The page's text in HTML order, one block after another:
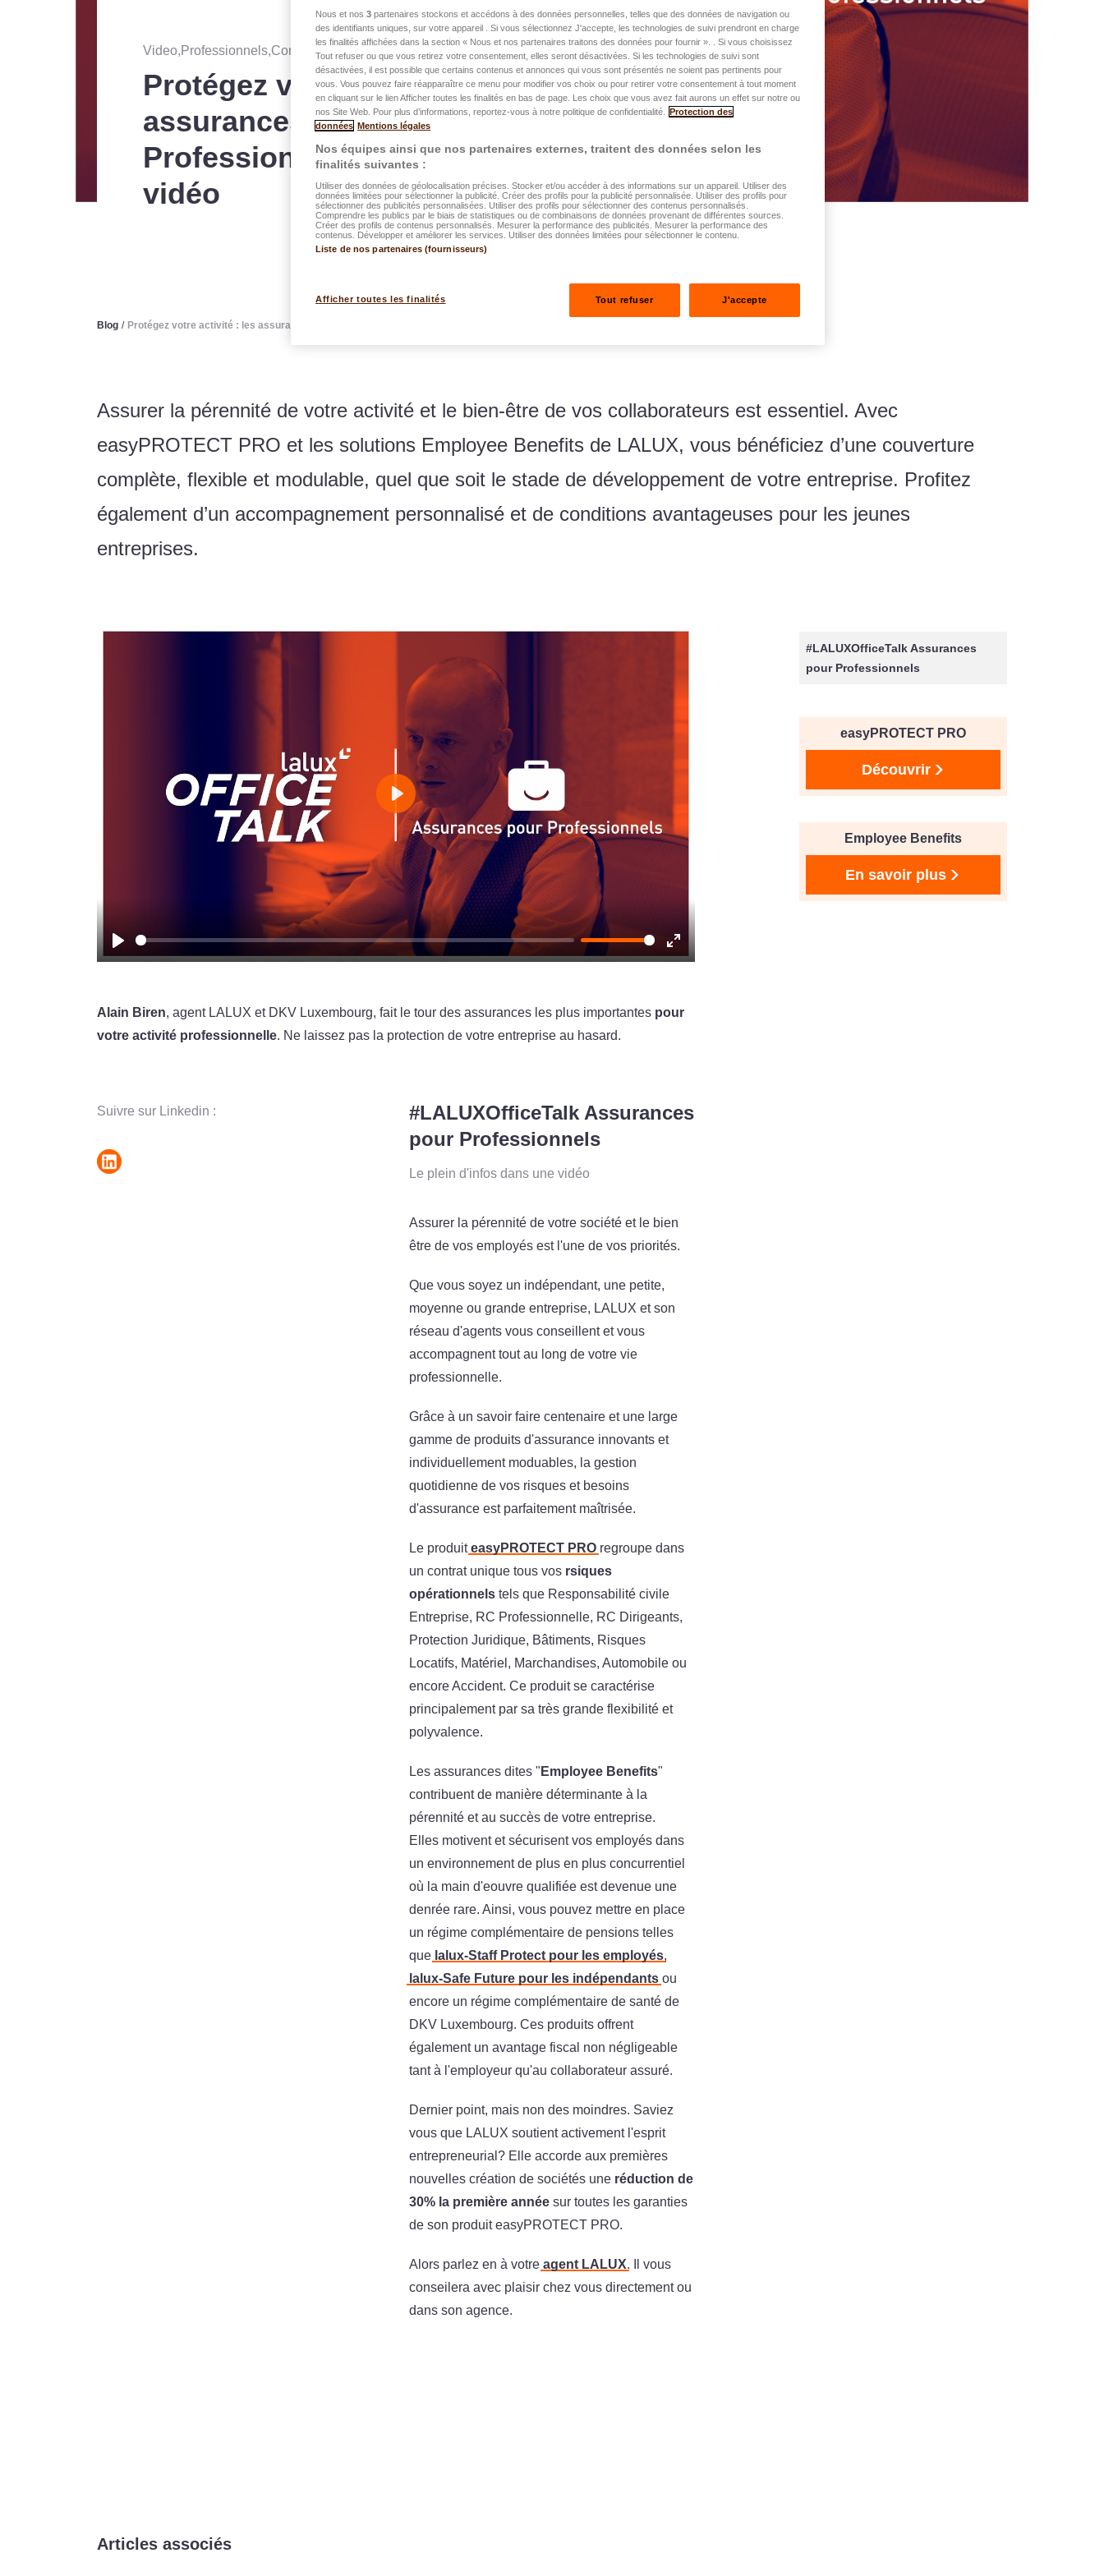
Video,Professionnels,Conseils ・ publié le 15.06.2023
Protégez votre activité : les
assurances pour
Professionnels expliquées en
vidéo
Blog / Protégez votre activité : les assurances pour Professionnels expliquées en vidéo
Assurer la pérennité de votre activité et le bien-être de vos collaborateurs est essentiel. Avec
easyPROTECT PRO et les solutions Employee Benefits de LALUX, vous bénéficiez d’une couverture
complète, flexible et modulable, quel que soit le stade de développement de votre entreprise. Profitez
également d’un accompagnement personnalisé et de conditions avantageuses pour les jeunes
entreprises.
#LALUXOfficeTalk Assurances
pour Professionnels
easyPROTECT PRO
Découvrir
Employee Benefits
En savoir plus
Play
Enter
Play
Alain Biren, agent LALUX et DKV Luxembourg, fait le tour des assurances les plus importantes pour
votre activité professionnelle. Ne laissez pas la protection de votre entreprise au hasard.
Suivre sur Linkedin :
#LALUXOfficeTalk Assurances
pour Professionnels
Le plein d'infos dans une vidéo
Assurer la pérennité de votre société et le bien
être de vos employés est l'une de vos priorités.
Que vous soyez un indépendant, une petite,
moyenne ou grande entreprise, LALUX et son
réseau d'agents vous conseillent et vous
accompagnent tout au long de votre vie
professionnelle.
Grâce à un savoir faire centenaire et une large
gamme de produits d'assurance innovants et
individuellement moduables, la gestion
quotidienne de vos risques et besoins
d'assurance est parfaitement maîtrisée.
Le produiteasyPROTECT PRO regroupe dans
un contrat unique tous vos rsiques
opérationnels tels que Responsabilité civile
Entreprise, RC Professionnelle, RC Dirigeants,
Protection Juridique, Bâtiments, Risques
Locatifs, Matériel, Marchandises, Automobile ou
encore Accident. Ce produit se caractérise
principalement par sa très grande flexibilité et
polyvalence.
Les assurances dites " Employee Benefits"
contribuent de manière déterminante à la
pérennité et au succès de votre entreprise.
Elles motivent et sécurisent vos employés dans
un environnement de plus en plus concurrentiel
où la main d'eouvre qualifiée est devenue une
denrée rare. Ainsi, vous pouvez mettre en place
un régime complémentaire de pensions telles
que lalux-Staff Protect pour les employés,
lalux-Safe Future pour les indépendants ou
encore un régime complémentaire de santé de
DKV Luxembourg. Ces produits offrent
également un avantage fiscal non négligeable
tant à l'employeur qu'au collaborateur assuré.
Dernier point, mais non des moindres. Saviez
vous que LALUX soutient activement l'esprit
entrepreneurial? Elle accorde aux premières
nouvelles création de sociétés une réduction de
30% la première année sur toutes les garanties
de son produit easyPROTECT PRO.
Alors parlez en à votre agent LALUX. Il vous
conseilera avec plaisir chez vous directement ou
dans son agence.
Articles associés
Nous et nos 3 partenaires stockons et accédons à des données personnelles, telles que des données de navigation ou
des identifiants uniques, sur votre appareil . Si vous sélectionnez J'accepte, les technologies de suivi prendront en charge
les finalités affichées dans la section « Nous et nos partenaires traitons des données pour fournir ». . Si vous choisissez
Tout refuser ou que vous retirez votre consentement, elles seront désactivées. Si les technologies de suivi sont
désactivées, il est possible que certains contenus et annonces qui vous sont présentés ne soient pas pertinents pour
vous. Vous pouvez faire réapparaître ce menu pour modifier vos choix ou pour retirer votre consentement à tout moment
en cliquant sur le lien Afficher toutes les finalités en bas de page. Les choix que vous avez fait aurons un effet sur notre ou
nos Site Web. Pour plus d’informations, reportez-vous à notre politique de confidentialité.
Protection des
données Mentions légales
Nos équipes ainsi que nos partenaires externes, traitent des données selon les
finalités suivantes :
Utiliser des données de géolocalisation précises. Stocker et/ou accéder à des informations sur un appareil. Utiliser des
données limitées pour sélectionner la publicité. Créer des profils pour la publicité personnalisée. Utiliser des profils pour
sélectionner des publicités personnalisées. Utiliser des profils pour sélectionner des contenus personnalisés.
Comprendre les publics par le biais de statistiques ou de combinaisons de données provenant de différentes sources.
Créer des profils de contenus personnalisés. Mesurer la performance des publicités. Mesurer la performance des
contenus. Développer et améliorer les services. Utiliser des données limitées pour sélectionner le contenu.
Liste de nos partenaires (fournisseurs)
Afficher toutes les finalités Tout refuser J'accepte